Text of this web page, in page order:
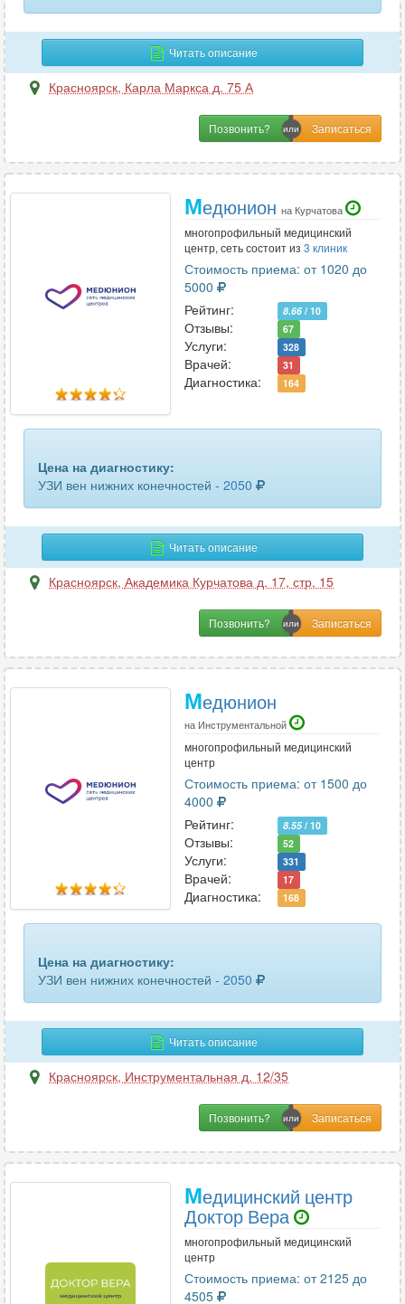
Читать описание
Красноярск, Карла Маркса д. 75 А
Позвонить?
Медюнион на Курчатова
многопрофильный медицинский
центр, сеть состоит из 3 клиник
Стоимость приема: от 1020 до
5000
Рейтинг:
8.66 / 10
Отзывы: 67
Услуги: 328
Врачей: 31
Диагностика: 164
Цена на диагностику:
УЗИ вен нижних конечностей - 2050
Читать описание
Красноярск, Академика Курчатова д. 17, стр. 15
Позвонить?
Медюнион
на Инструментальной
многопрофильный медицинский
центр
Стоимость приема: от 1500 до
4000
Рейтинг:
8.55/ 10
Отзывы: 52
Услуги: 331
Врачей: 17
Диагностика: 168
Цена на диагностику:
УЗИ вен нижних конечностей - 2050
Читать описание
Красноярск, Инструментальная д. 12/35
Позвонить?
Медицинский центр
Доктор Вера
многопрофильный медицинский
центр
Стоимость приема: от 2125 до
4505